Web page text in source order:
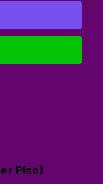
Piso)